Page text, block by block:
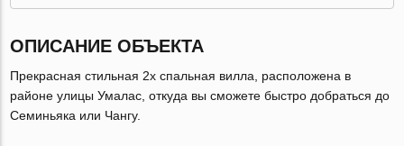
ОПИСАНИЕ ОБЪЕКТА
Прекрасная стильная 2х спальная вилла, расположена в
районе улицы Умалас, откуда вы сможете быстро добраться до
Семиньяка или Чангу.